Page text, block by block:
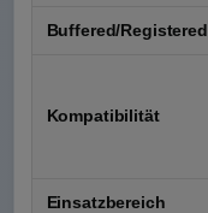
Buffered/Registered
Kompatibilität
Einsatzbereich